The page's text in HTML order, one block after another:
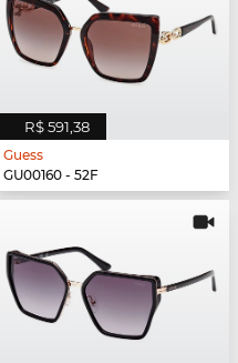
R$ 591,38
Guess
GU00160 - 52F